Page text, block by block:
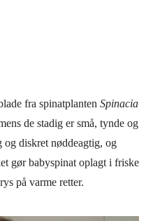
fra spinatplanten Spinacia
de stadig er små, tynde og
og diskret nøddeagtig, og
gør babyspinat oplagt i friske
på varme retter.